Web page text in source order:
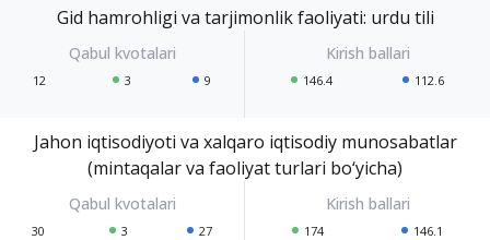
Gid hamrohligi va tarjimonlik faoliyati: urdu tili
12 3 9 146.4 112.6
Jahon iqtisodiyoti va xalqaro iqtisodiy munosabatlar
(mintaqalar va faoliyat turlari bo‘yicha)
30 3 27 174 146.1